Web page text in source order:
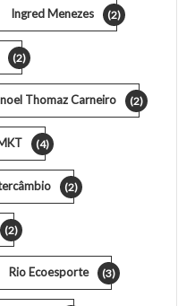
Ingred Menezes (2)
(2)
Thomaz Carneiro (2)
(4)
(2)
(2)
Rio Ecoesporte (3)